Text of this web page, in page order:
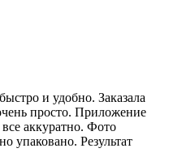
и удобно. Заказала
просто. Приложение
аккуратно. Фото
упаковано. Результат